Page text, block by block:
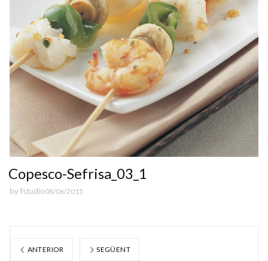
Copesco-Sefrisa_03_1
by fstudio08/06/2015
ANTERIOR SEGÜENT